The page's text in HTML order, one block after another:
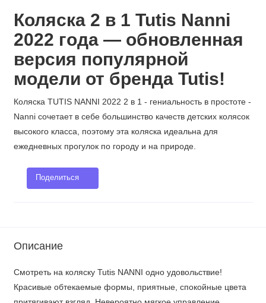
Коляска 2 в 1 Tutis Nanni
2022 года — обновленная
версия популярной
модели от бренда Tutis!
Коляска TUTIS NANNI 2022 2 в 1 - гениальность в простоте -
Nanni сочетает в себе большинство качеств детских колясок
высокого класса, поэтому эта коляска идеальна для
ежедневных прогулок по городу и на природе.
Поделиться
Описание
Смотреть на коляску Tutis NANNI одно удовольствие!
Красивые обтекаемые формы, приятные, спокойные цвета